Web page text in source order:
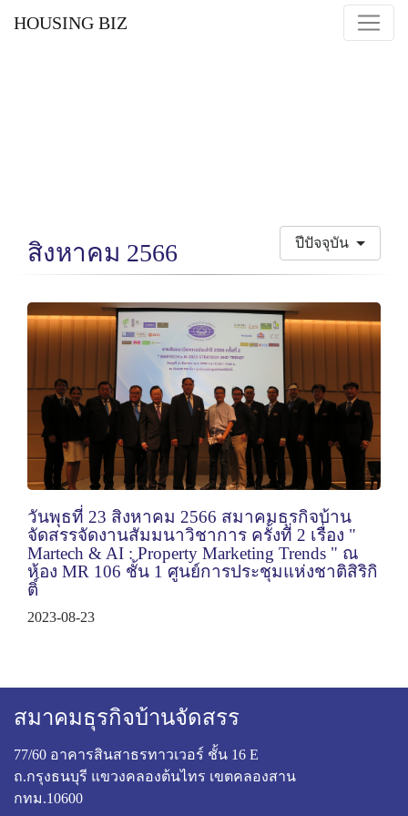
HOUSING BIZ
ปีปัจจุบัน
สิงหาคม 2566
วันพุธที่ 23 สิงหาคม 2566 สมาคมธุรกิจบ้าน
จัดสรรจัดงานสัมมนาวิชาการ ครั้งที่ 2 เรื่อง "
Martech & AI : Property Marketing Trends " ณ
ห้อง MR 106 ชั้น 1 ศูนย์การประชุมแห่งชาติสิริกิ
ติ์
2023-08-23
สมาคมธุรกิจบ้านจัดสรร
77/60 อาคารสินสาธรทาวเวอร์ ชั้น 16 E
ถ.กรุงธนบุรี แขวงคลองต้นไทร เขตคลองสาน
กทม.10600